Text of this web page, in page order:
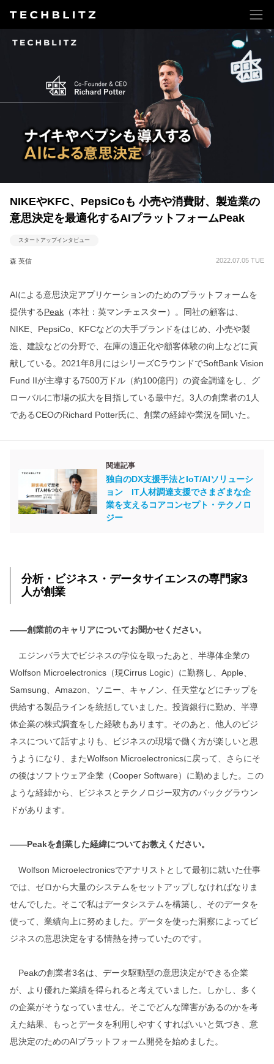
NIKEやKFC、PepsiCoも 小売や消費財、製造業の
意思決定を最適化するAIプラットフォームPeak
スタートアップインタビュー
森 英信 2022.07.05 TUE
AIによる意思決定アプリケーションのためのプラットフォームを
提供するPeak （本社：英マンチェスター）。同社の顧客は、
NIKE、PepsiCo、KFCなどの大手ブランドをはじめ、小売や製
造、建設などの分野で、在庫の適正化や顧客体験の向上などに貢
献している。2021年8月にはシリーズCラウンドでSoftBank Vision
Fund IIが主導する7500万ドル（約100億円）の資金調達をし、グ
ローバルに市場の拡大を目指している最中だ。3人の創業者の1人
であるCEOのRichard Potter氏に、創業の経緯や業況を聞いた。
関連記事
独自のDX支援手法とIoT/AIソリューシ
ョン IT人材調達支援でさまざまな企
業を支えるコアコンセプト・テクノロ
ジー
分析・ビジネス・データサイエンスの専門家3
人が創業
――創業前のキャリアについてお聞かせください。
エジンバラ大でビジネスの学位を取ったあと、半導体企業の
Wolfson Microelectronics（現Cirrus Logic）に勤務し、Apple、
Samsung、Amazon、ソニー、キャノン、任天堂などにチップを
供給する製品ラインを統括していました。投資銀行に勤め、半導
体企業の株式調査をした経験もあります。そのあと、他人のビジ
ネスについて話すよりも、ビジネスの現場で働く方が楽しいと思
うようになり、またWolfson Microelectronicsに戻って、さらにそ
の後はソフトウェア企業（Cooper Software）に勤めました。この
ような経緯から、ビジネスとテクノロジー双方のバックグラウン
ドがあります。
――Peakを創業した経緯についてお教えください。
Wolfson Microelectronicsでアナリストとして最初に就いた仕事
では、ゼロから大量のシステムをセットアップしなければなりま
せんでした。そこで私はデータシステムを構築し、そのデータを
使って、業績向上に努めました。データを使った洞察によってビ
ジネスの意思決定をする情熱を持っていたのです。
Peakの創業者3名は、データ駆動型の意思決定ができる企業
が、より優れた業績を得られると考えていました。しかし、多く
の企業がそうなっていません。そこでどんな障害があるのかを考
えた結果、もっとデータを利用しやすくすればいいと気づき、意
思決定のためのAIプラットフォーム開発を始めました。